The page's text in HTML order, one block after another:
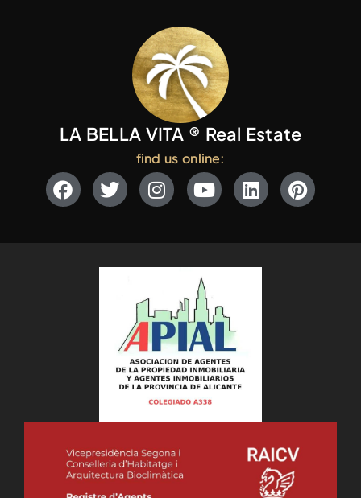
LA BELLA VITA ® Real Estate
find us online: